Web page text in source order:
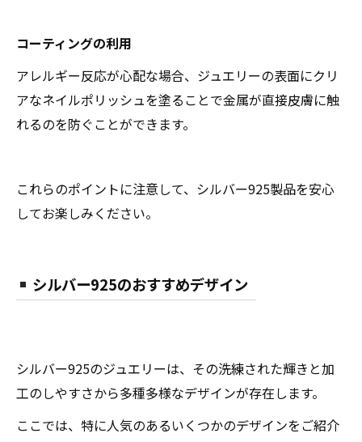
コーティングの利用
アレルギー反応が心配な場合、ジュエリーの表面にクリ
アなネイルポリッシュを塗ることで金属が直接皮膚に触
れるのを防ぐことができます。
これらのポイントに注意して、シルバー925製品を安心
してお楽しみください。
シルバー925のおすすめデザイン
シルバー925のジュエリーは、その洗練された輝きと加
工のしやすさから多種多様なデザインが存在します。
ここでは、特に人気のあるいくつかのデザインをご紹介